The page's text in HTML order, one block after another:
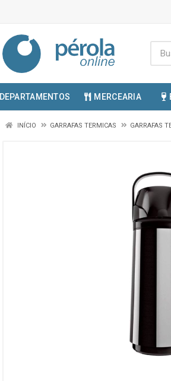
DEPARTAMENTOS MERCEARIA
INÍCIO GARRAFAS TERMICAS GARRAFAS